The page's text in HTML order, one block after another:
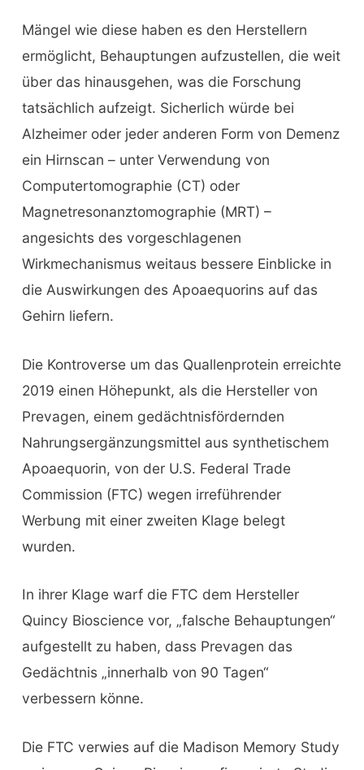
Mängel wie diese haben es den Herstellern
ermöglicht, Behauptungen aufzustellen, die weit
über das hinausgehen, was die Forschung
tatsächlich aufzeigt. Sicherlich würde bei
Alzheimer oder jeder anderen Form von Demenz
ein Hirnscan – unter Verwendung von
Computertomographie (CT) oder
Magnetresonanztomographie (MRT) –
angesichts des vorgeschlagenen
Wirkmechanismus weitaus bessere Einblicke in
die Auswirkungen des Apoaequorins auf das
Gehirn liefern.
Die Kontroverse um das Quallenprotein erreichte
2019 einen Höhepunkt, als die Hersteller von
Prevagen, einem gedächtnisfördernden
Nahrungsergänzungsmittel aus synthetischem
Apoaequorin, von der U.S. Federal Trade
Commission (FTC) wegen irreführender
Werbung mit einer zweiten Klage belegt
wurden.
In ihrer Klage warf die FTC dem Hersteller
Quincy Bioscience vor, „falsche Behauptungen“
aufgestellt zu haben, dass Prevagen das
Gedächtnis „innerhalb von 90 Tagen“
verbessern könne.
Die FTC verwies auf die Madison Memory Study